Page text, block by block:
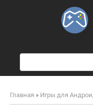
Главная » Игры для